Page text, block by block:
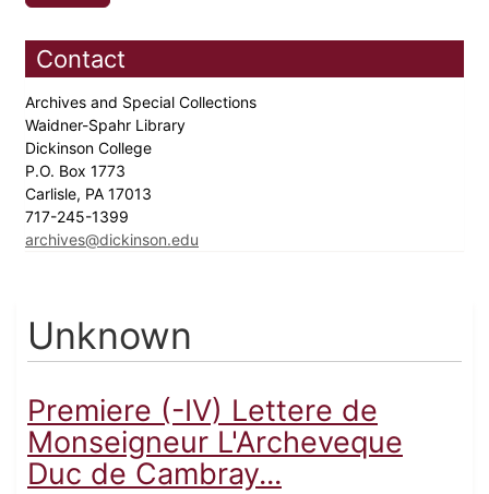
Contact
Archives and Special Collections
Waidner-Spahr Library
Dickinson College
P.O. Box 1773
Carlisle, PA 17013
717-245-1399
archives@dickinson.edu
Unknown
Premiere (-IV) Lettere de
Monseigneur L'Archeveque
Duc de Cambray...